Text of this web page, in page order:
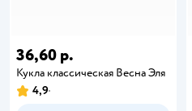
36,60 р.
Кукла классическая Весна Эля
4,9